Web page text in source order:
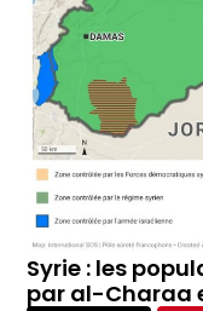
Syrie : les
par al-Charaa